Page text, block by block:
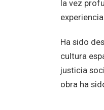
la vez
Ha sido
cultura
justicia
obra ha